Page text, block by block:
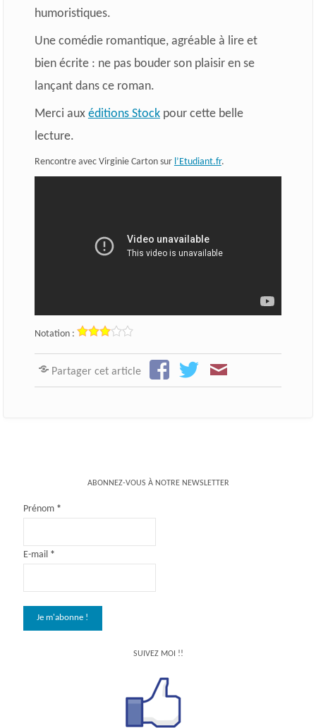
humoristiques.
Une comédie romantique, agréable à lire et
bien écrite : ne pas bouder son plaisir en se
lançant dans ce roman.
Merci aux éditions Stockpour cette belle
lecture.
Rencontre avec Virginie Carton sur l’Etudiant.fr.
Notation :
Partager cet article
ABONNEZ-VOUS À NOTRE NEWSLETTER
Prénom *
E-mail *
SUIVEZ MOI !!